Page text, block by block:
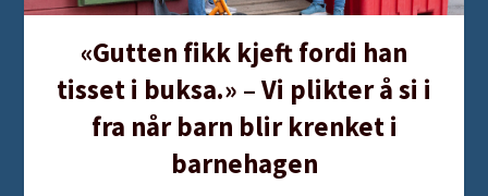
var for barnet at du lo av det: Hvordan kjentes
det ut for deg da jeg lo av deg?
Anerkjenn barnet:
Anerkjenn svaret barnet gir,
ved å gjenta det som en bekreftelse på at du
har hørt riktig og forstått. Takk barnet for at
«Gutten fikk kjeft fordi han
tisset i buksa.» – Vi plikter å si i
fra når barn blir krenket i
barnehagen